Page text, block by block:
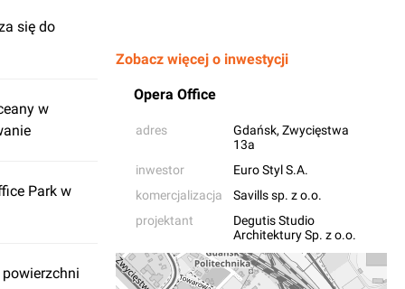
się do
w
Park w
powierzchni
Zobacz więcej o inwestycji
Opera Office
adres Gdańsk, Zwycięstwa
13a
inwestor
Euro Styl S.A.
komercjalizacja
Savills sp. z o.o.
projektant
Degutis Studio
Architektury Sp. z o.o.